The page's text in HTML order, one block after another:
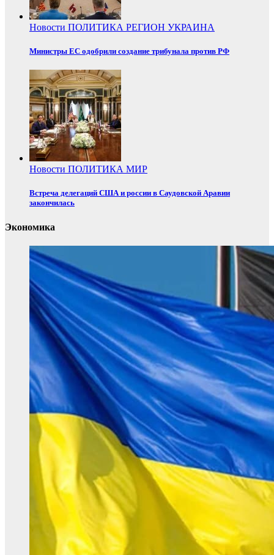
Новости ПОЛИТИКА РЕГИОН УКРАИНА
Министры ЕС одобрили создание трибунала против РФ
Новости ПОЛИТИКА МИР
Встреча делегаций США и россии в Саудовской Аравии
закончилась
Экономика